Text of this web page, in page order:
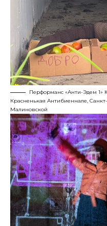
Перформанс «Анти-Эдем 1»
Красненькая Антибиеннале,
Малиновской